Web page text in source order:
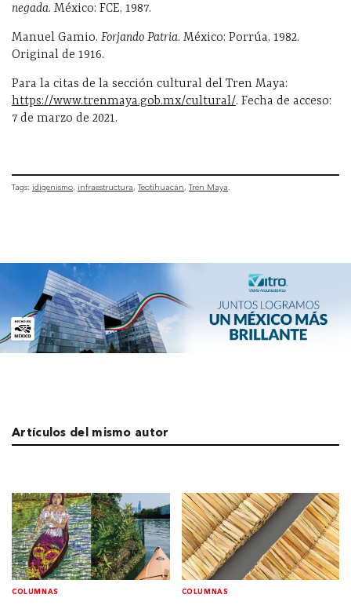
negada. México: FCE, 1987.
Manuel Gamio. Forjando Patria. México: Porrúa, 1982.
Original de 1916.
Para la citas de la sección cultural del Tren Maya:
https://www.trenmaya.gob.mx/cultural/. Fecha de acceso:
7 de marzo de 2021.
Tags: idigenismo infraestructura Teotihuacán Tren Maya
Artículos del mismo autor
COLUMNAS COLUMNAS